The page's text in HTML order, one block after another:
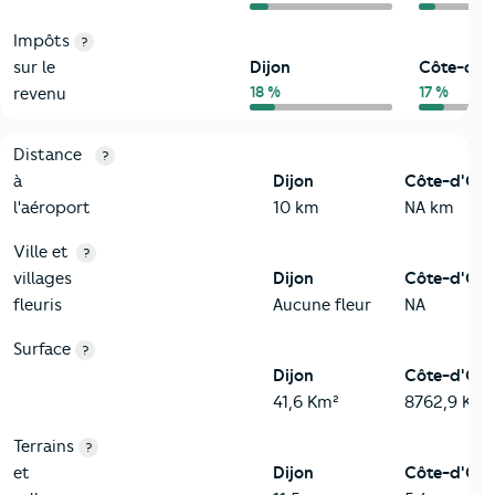
Impôts
sur le
revenu
?
Dijon
18 %
Côte-
17 %
3-Environnement
Critères Dijon
Distance
à
l'aéroport
?
Dijon
10 km
Côte-d'Or
NA km
Ville et
villages
fleuris
?
Dijon
Aucune fleur
Côte-d'Or
NA
Surface ?
Dijon
41,6 Km²
Côte-d'Or
8762,9 Km²
Terrains
et
?
Dijon
Côte-d'Or